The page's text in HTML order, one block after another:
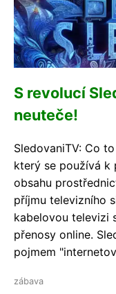
S revolucí
neuteče!
SledovaniTV: Co
který se používá k
obsahu
příjmu televizního
kabelovou televizi
přenosy online.
pojmem
zábava